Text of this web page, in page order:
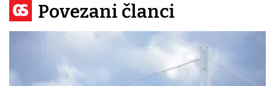
Povezani članci